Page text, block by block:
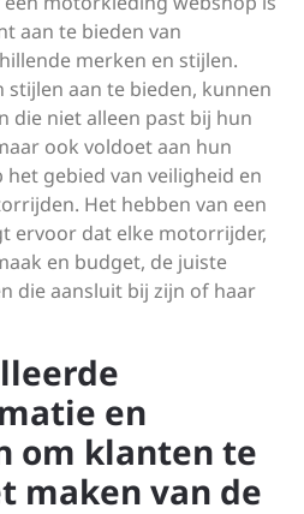
aan te bieden van
merken en stijlen.
aan te bieden, kunnen
die niet alleen past bij hun
ook voldoet aan hun
gebied van veiligheid en
Het hebben van een
ervoor dat elke motorrijder,
en budget, de juiste
die aansluit bij zijn of haar
en
om klanten te
maken van de